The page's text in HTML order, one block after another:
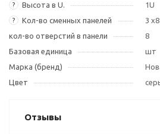
? Высота в U. 1U
? Кол-во сменных панелей
3 х8
кол-во отверстий в панели
8
Базовая единица
шт
Марка (бренд)
Цвет
Отзывы